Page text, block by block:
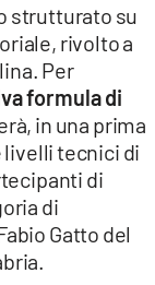
strutturato su
rivolto a
Per
formula di
in una prima
tecnici di
di
di
Gatto del